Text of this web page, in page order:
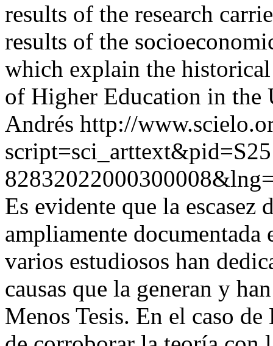
results of the research
results of the
which explain the
of Higher Education in the
Andrés http://
Es evidente que la
ampliamente documentada
varios estudiosos han
causas que la generan y
Menos Tesis. En el caso